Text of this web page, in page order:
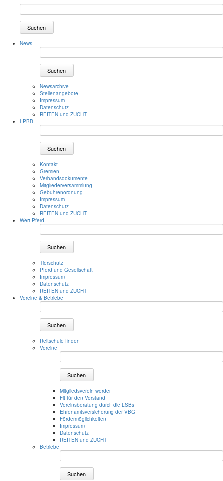
Suchen
News
Suchen
Newsarchive
Stellenangebote
Impressum
Datenschutz
REITEN und ZUCHT
LPBB
Suchen
Kontakt
Gremien
Verbandsdokumente
Mitgliederversammlung
Gebührenordnung
Impressum
Datenschutz
REITEN und ZUCHT
Wert Pferd
Suchen
Tierschutz
Pferd und Gesellschaft
Impressum
Datenschutz
REITEN und ZUCHT
Vereine & Betriebe
Suchen
Reitschule finden
Vereine
Suchen
Mitgliedsverein werden
Fit für den Vorstand
Vereinsberatung durch die LSBs
Ehrenamtsversicherung der VBG
Fördermöglichkeiten
Impressum
Datenschutz
REITEN und ZUCHT
Betriebe
Suchen